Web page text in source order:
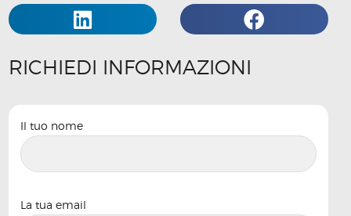
RICHIEDI INFORMAZIONI
Il tuo nome
La tua email